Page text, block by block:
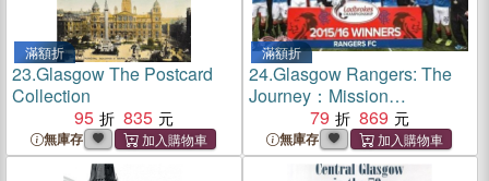
滿額折
23.Glasgow The Postcard
Collection
95
835
無庫存
滿額折
24.Glasgow Rangers: The
Journey：Mission
Accomplished
79 869
無庫存